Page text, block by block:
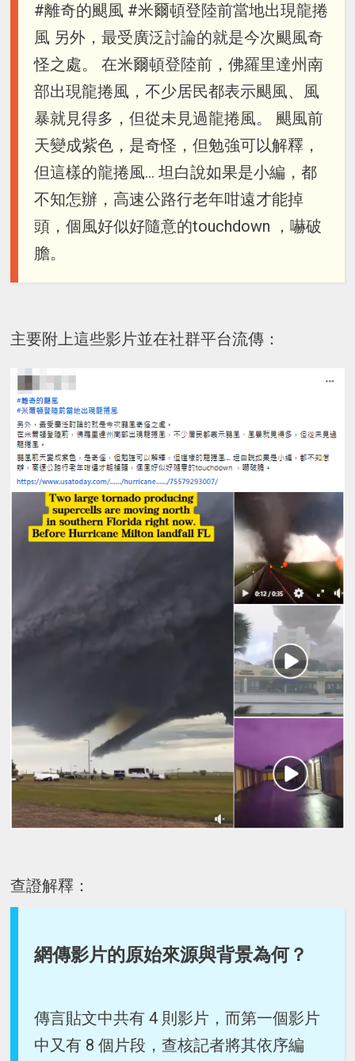
#離奇的颶風 #米爾頓登陸前當地出現龍捲
風 另外，最受廣泛討論的就是今次颶風奇
怪之處。 在米爾頓登陸前，佛羅里達州南
部出現龍捲風，不少居民都表示颶風、風
暴就見得多，但從未見過龍捲風。 颶風前
天變成紫色，是奇怪，但勉強可以解釋，
但這樣的龍捲風… 坦白說如果是小編，都
不知怎辦，高速公路行老年咁遠才能掉
頭，個風好似好隨意的touchdown ，嚇破
膽。
主要附上這些影片並在社群平台流傳：
查證解釋：
網傳影片的原始來源與背景為何？
傳言貼文中共有 4 則影片，而第一個影片
中又有 8 個片段，查核記者將其依序編